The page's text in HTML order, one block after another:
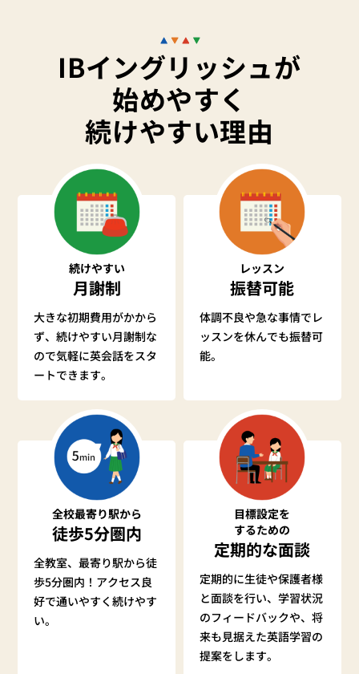
IBイングリッシュが
始めやすく
続けやすい理由
続けやすい
月謝制
大きな初期費用がかから
ず、続けやすい月謝制な
ので気軽に英会話をスタ
ートできます。
レッスン
振替可能
体調不良や急な事情でレ
ッスンを休んでも振替可
能。
全校最寄り駅から
徒歩5分圏内
全教室、最寄り駅から徒
歩5分圏内！アクセス良
好で通いやすく続けやす
い。
目標設定を
するための
定期的な面談
定期的に生徒や保護者様
と面談を行い、学習状況
のフィードバックや、将
来も見据えた英語学習の
提案をします。